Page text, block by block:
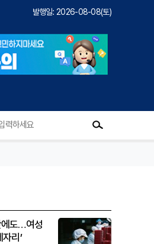
발행일: 2026-08-08(토)
에도…여성
리’